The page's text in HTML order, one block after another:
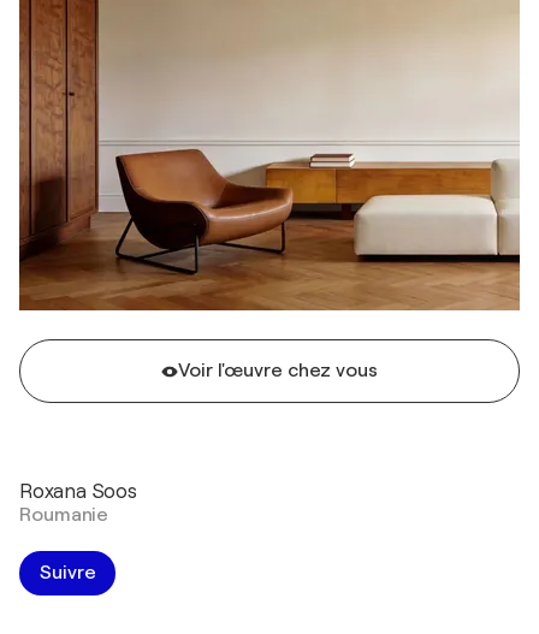
Voir l'œuvre chez vous
Roxana Soos
Roumanie
Suivre